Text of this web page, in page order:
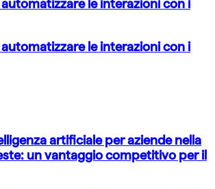
le interazioni con i
le interazioni con i
artificiale per aziende nella
un vantaggio competitivo per il